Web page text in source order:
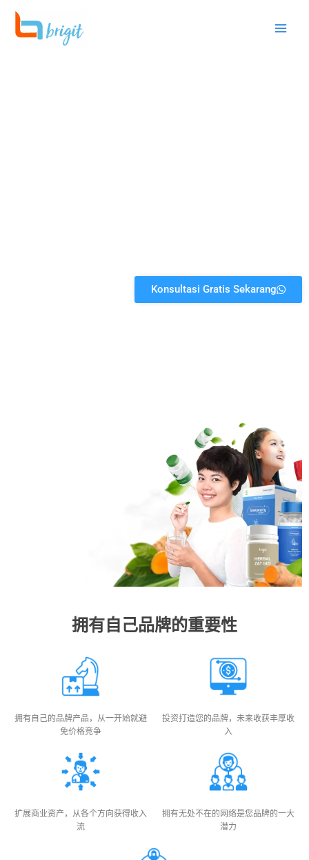
Konsultasi Gratis Sekarang
拥有自己品牌的重要性
拥有自己的品牌产品，从一开始就避
免价格竞争
投资打造您的品牌，未来收获丰厚收
入
扩展商业资产，从各个方向获得收入
流
拥有无处不在的网络是您品牌的一大
潜力